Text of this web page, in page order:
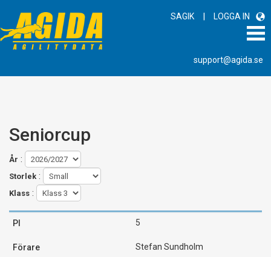
SAGIK | LOGGA IN
support@agida.se
Seniorcup
År :
Storlek :
Klass :
5
Stefan Sundholm